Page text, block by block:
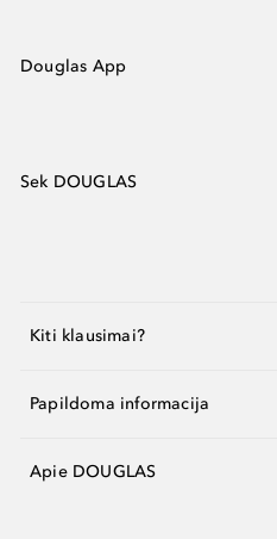
Douglas App
Sek DOUGLAS
Kiti klausimai?
Papildoma informacija
Apie DOUGLAS